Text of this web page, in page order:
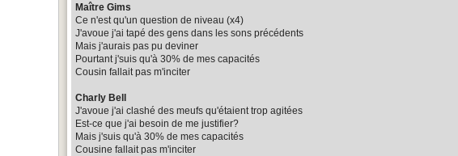
Maître Gims
Ce n'est qu'un question de niveau (x4)
J'avoue j'ai tapé des gens dans les sons précédents
Mais j'aurais pas pu deviner
Pourtant j'suis qu'à 30% de mes capacités
Cousin fallait pas m'inciter
Charly Bell
J'avoue j'ai clashé des meufs qu'étaient trop agitées
Est-ce que j'ai besoin de me justifier?
Mais j'suis qu'à 30% de mes capacités
Cousine fallait pas m'inciter